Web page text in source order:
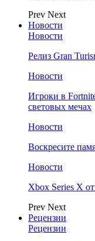
Prev Next
Новости
Новости
Релиз Gran
Новости
Игроки в
световых мечах
Новости
Воскресите
Новости
Xbox Series X
Prev Next
Рецензии
Рецензии